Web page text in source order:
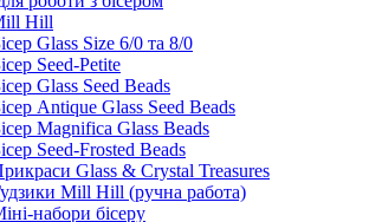
Hill
Glass Size 6/0 та 8/0
Seed-Petite
Glass Seed Beads
Antique Glass Seed Beads
Magnifica Glass Beads
Seed-Frosted Beads
Glass & Crystal Treasures
Mill Hill (ручна работа)
набори бісеру